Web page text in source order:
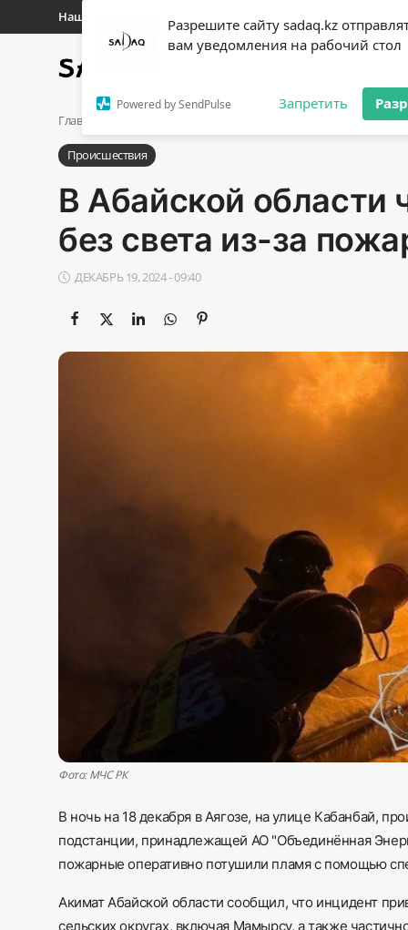
Разрешите сайту sadaq.kz
вам уведомления на рабочий стол
Powered by SendPulse Запретить
Наши контакты
Авторизоваться
Регистр
Наши контакты
Политика
Галерея
Главная В Абайской области часть района
Происшествия
В Абайской области
без света из-за
ДЕКАБРЬ 19, 2024 - 09:40
Фото: МЧС РК
В ночь на 18 декабря в Аягозе, на улице Кабанбай,
подстанции, принадлежащей АО "Объединённая
пожарные оперативно потушили пламя с помощью
Акимат Абайской области сообщил, что инцидент
сельских округах, включая Мамырсу, а также